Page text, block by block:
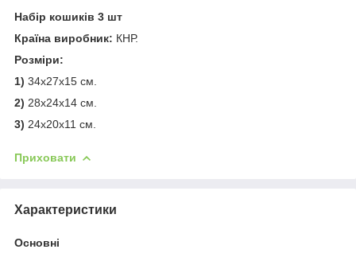
Набір кошиків 3 шт
Країна виробник: КНР.
Розміри:
1) 34х27х15 см.
2) 28х24х14 см.
3) 24х20х11 см.
Приховати
Характеристики
Основні